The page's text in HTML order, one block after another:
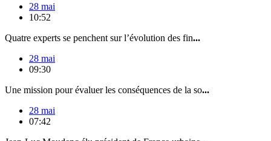
28 mai
10:52
Quatre experts se penchent sur l’évolution des fin...
28 mai
09:30
Une mission pour évaluer les conséquences de la so...
28 mai
07:42